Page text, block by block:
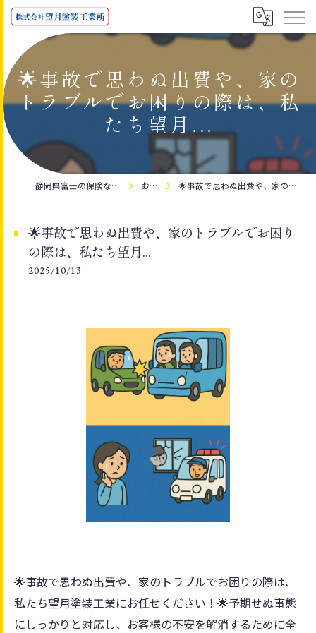
🌟事故で思わぬ出費や、家の
トラブルでお困りの際は、私
たち望月...
静岡県富士の保険なら株式会社望月塗装工業所 お知らせ 🌟事故で思わぬ出費や、家のトラブルでお困りの際は、私たち望月...
🌟事故で思わぬ出費や、家のトラブルでお困り
の際は、私たち望月...
2025/10/13
🌟事故で思わぬ出費や、家のトラブルでお困りの際は、
私たち望月塗装工業にお任せください！🌟予期せぬ事態
にしっかりと対応し、お客様の不安を解消するために全